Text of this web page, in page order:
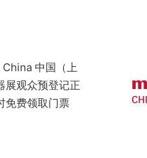
中国（上
展观众预登记正
免费领取门票